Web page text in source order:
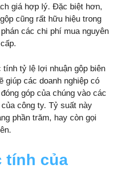
giá hợp lý. Đặc biệt hơn,
cũng rất hữu hiệu trong
các chi phí mua nguyên
tỷ lệ lợi nhuận gộp biên
giúp các doanh nghiệp có
góp của chúng vào các
công ty. Tỷ suất này
phần trăm, hay còn gọi
tính của